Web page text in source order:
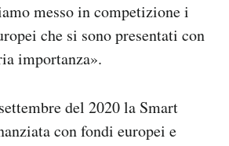
messo in competizione i
che si sono presentati con
importanza».
del 2020 la Smart
con fondi europei e